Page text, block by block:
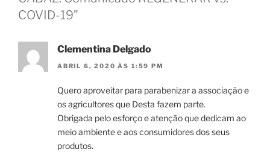
COVID-19”
Clementina Delgado
ABRIL 6, 2020 ÀS 1:59 PM
Quero aproveitar para parabenizar a associação e
os agricultores que Desta fazem parte.
Obrigada pelo esforço e atenção que dedicam ao
meio ambiente e aos consumidores dos seus
produtos.